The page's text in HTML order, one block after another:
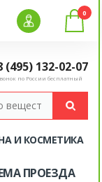
(495) 132-02-07
по России бесплатный
0
И КОСМЕТИКА
ПРОЕЗДА